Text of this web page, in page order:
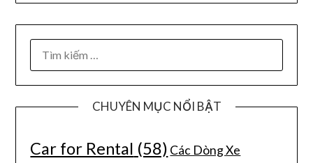
CHUYÊN MỤC NỔI BẬT
Car for Rental (58) Các Dòng Xe